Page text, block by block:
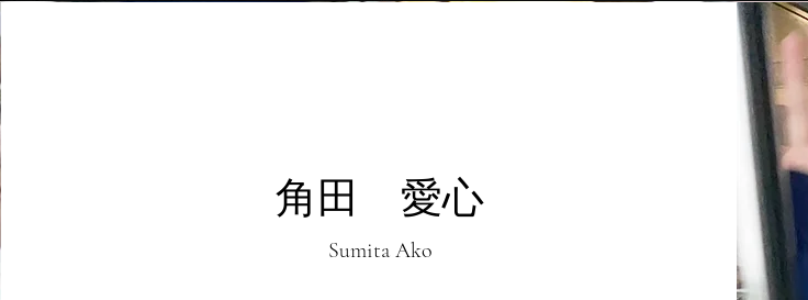
角田 愛心
Sumita Ako